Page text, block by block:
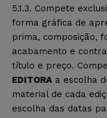
5.1.3. Compete
forma gráfica de
prima, composição,
acabamento e
título e preço.
EDITORA a escolha
material de cada
escolha das datas